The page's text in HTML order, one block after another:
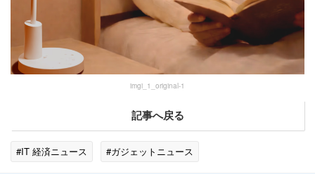
imgi_1_original-1
記事へ戻る
#IT 経済ニュース #ガジェットニュース